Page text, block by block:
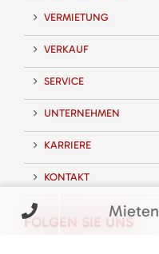
VERMIETUNG
VERKAUF
SERVICE
UNTERNEHMEN
KARRIERE
KONTAKT
FOLGEN SIE UNS
Mieten